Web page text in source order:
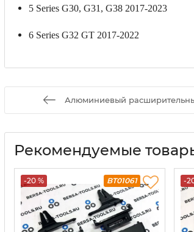
5 Series G30, G31, G38 2017-2023
6 Series G32 GT 2017-2022
Алюминиевый расширительный
Рекомендуемые
-20 % BT01061 -